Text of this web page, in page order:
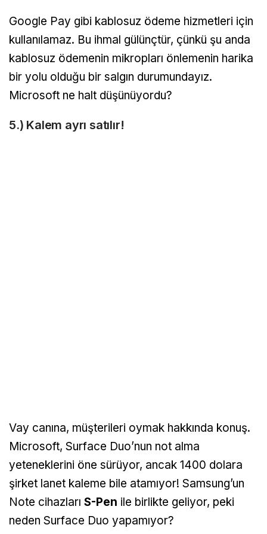
Google Pay gibi kablosuz ödeme hizmetleri için
kullanılamaz. Bu ihmal gülünçtür, çünkü şu anda
kablosuz ödemenin mikropları önlemenin harika
bir yolu olduğu bir salgın durumundayız.
Microsoft ne halt düşünüyordu?
5.) Kalem ayrı satılır!
Vay canına, müşterileri oymak hakkında konuş.
Microsoft, Surface Duo’nun not alma
yeteneklerini öne sürüyor, ancak 1400 dolara
şirket lanet kaleme bile atamıyor! Samsung’un
Note cihazları S-Pen ile birlikte geliyor, peki
neden Surface Duo yapamıyor?